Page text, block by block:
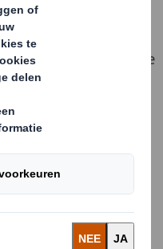
we vanuit alle drie de
bedrijfsleven, de
als
samenwerken.
belangstelling
en de financiële
zien we ook